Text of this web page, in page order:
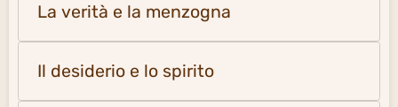
La verità e la menzogna
Il desiderio e lo spirito